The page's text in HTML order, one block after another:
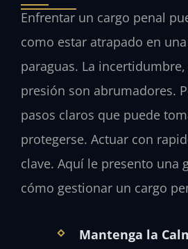
Enfrentar un cargo penal
como estar atrapado en
paraguas. La
presión son abrumadores.
pasos claros que puede
protegerse. Actuar con
clave. Aquí le presento una
cómo gestionar un cargo
Mantenga la